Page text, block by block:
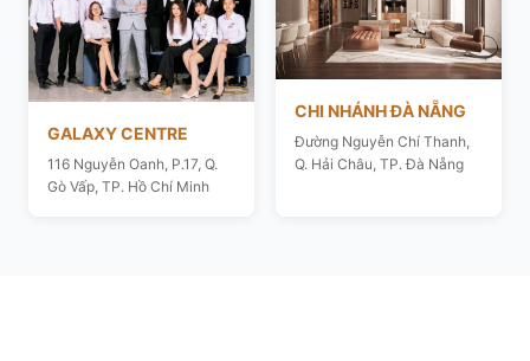
GALAXY CENTRE
116 Nguyễn Oanh, P.17, Q.
Gò Vấp, TP. Hồ Chí Minh
CHI NHÁNH ĐÀ NẴNG
Đường Nguyễn Chí Thanh,
Q. Hải Châu, TP. Đà Nẵng